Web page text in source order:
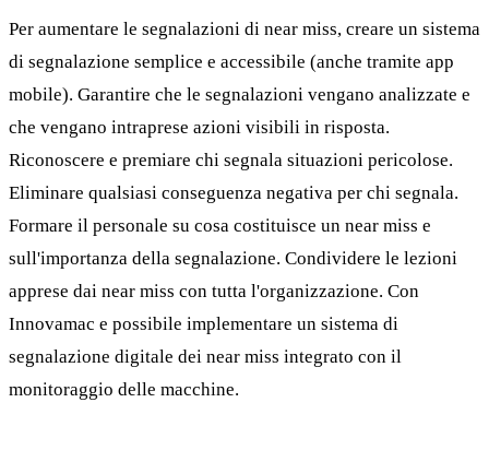
Per aumentare le segnalazioni di near miss, creare un sistema
di segnalazione semplice e accessibile (anche tramite app
mobile). Garantire che le segnalazioni vengano analizzate e
che vengano intraprese azioni visibili in risposta.
Riconoscere e premiare chi segnala situazioni pericolose.
Eliminare qualsiasi conseguenza negativa per chi segnala.
Formare il personale su cosa costituisce un near miss e
sull'importanza della segnalazione. Condividere le lezioni
apprese dai near miss con tutta l'organizzazione. Con
Innovamac e possibile implementare un sistema di
segnalazione digitale dei near miss integrato con il
monitoraggio delle macchine.